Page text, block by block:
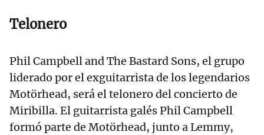
Telonero
Phil Campbell and The Bastard Sons, el grupo
liderado por el exguitarrista de los legendarios
Motörhead, será el telonero del concierto de
Miribilla. El guitarrista galés Phil Campbell
formó parte de Motörhead, junto a Lemmy,